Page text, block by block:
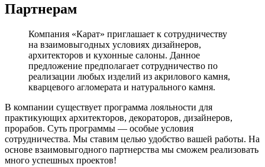
Партнерам
Компания «Карат» приглашает к сотрудничеству
на взаимовыгодных условиях дизайнеров,
архитекторов и кухонные салоны. Данное
предложение предполагает сотрудничество по
реализации любых изделий из акрилового камня,
кварцевого агломерата и натурального камня.
В компании существует программа лояльности для
практикующих архитекторов, декораторов, дизайнеров,
прорабов. Суть программы — особые условия
сотрудничества. Мы ставим целью удобство вашей работы. На
основе взаимовыгодного партнерства мы сможем реализовать
много успешных проектов!